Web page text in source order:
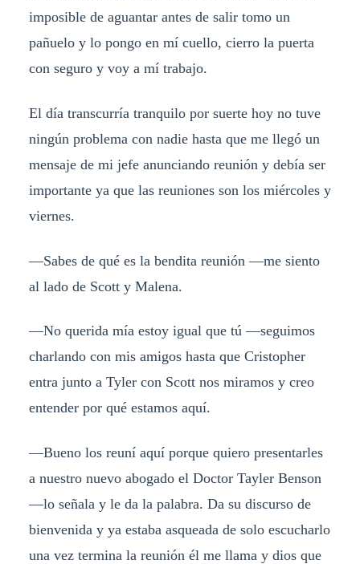
imposible de aguantar antes de salir tomo un
pañuelo y lo pongo en mí cuello, cierro la puerta
con seguro y voy a mí trabajo.
El día transcurría tranquilo por suerte hoy no tuve
ningún problema con nadie hasta que me llegó un
mensaje de mi jefe anunciando reunión y debía ser
importante ya que las reuniones son los miércoles y
viernes.
—Sabes de qué es la bendita reunión —me siento
al lado de Scott y Malena.
—No querida mía estoy igual que tú —seguimos
charlando con mis amigos hasta que Cristopher
entra junto a Tyler con Scott nos miramos y creo
entender por qué estamos aquí.
—Bueno los reuní aquí porque quiero presentarles
a nuestro nuevo abogado el Doctor Tayler Benson
—lo señala y le da la palabra. Da su discurso de
bienvenida y ya estaba asqueada de solo escucharlo
una vez termina la reunión él me llama y dios que